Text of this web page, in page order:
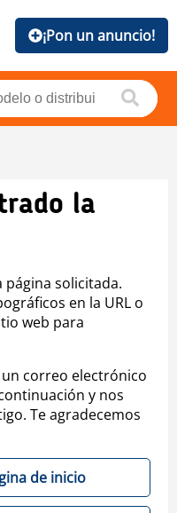
¡Pon un anuncio!
la
solicitada.
en la URL o
web para
correo electrónico
y nos
Te agradecemos
de inicio